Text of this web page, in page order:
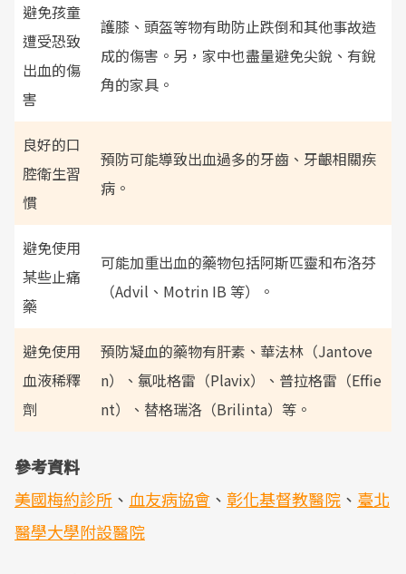
避免孩童
遭受恐致
出血的傷
害
護膝、頭盔等物有助防止跌倒和其他事故造
成的傷害。另，家中也盡量避免尖銳、有銳
角的家具。
良好的口
腔衛生習
慣
預防可能導致出血過多的牙齒、牙齦相關疾
病。
避免使用
某些止痛
藥
可能加重出血的藥物包括阿斯匹靈和布洛芬
（Advil、Motrin IB 等）。
避免使用
血液稀釋
劑
預防凝血的藥物有肝素、華法林（Jantove
n）、氯吡格雷（Plavix）、普拉格雷（Effie
nt）、替格瑞洛（Brilinta）等。
參考資料
美國梅約診所 、 血友病協會 、 彰化基督教醫院 、 臺北
醫學大學附設醫院